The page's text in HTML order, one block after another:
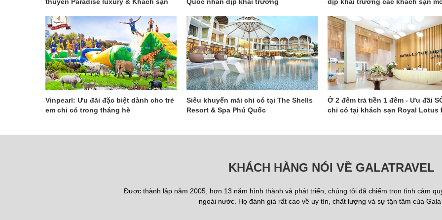
Vinpearl: Ưu đãi đặc biệt dành cho trẻ
em chỉ có trong tháng hè
Siêu khuyến mãi chỉ có tại The Shells
Resort & Spa Phú Quốc
Ở 2 đêm trả tiền 1 đêm - Ưu đãi
chỉ có tại khách sạn Royal Lotus
KHÁCH HÀNG NÓI VỀ GALATRAVEL
Được thành lập năm 2005, hơn 13 năm hình thành và phát triển, chúng tôi đã chiếm trọn tình cảm
ngoài nước. Họ đánh giá rất cao về uy tín, chất lượng và sự tận tâm của